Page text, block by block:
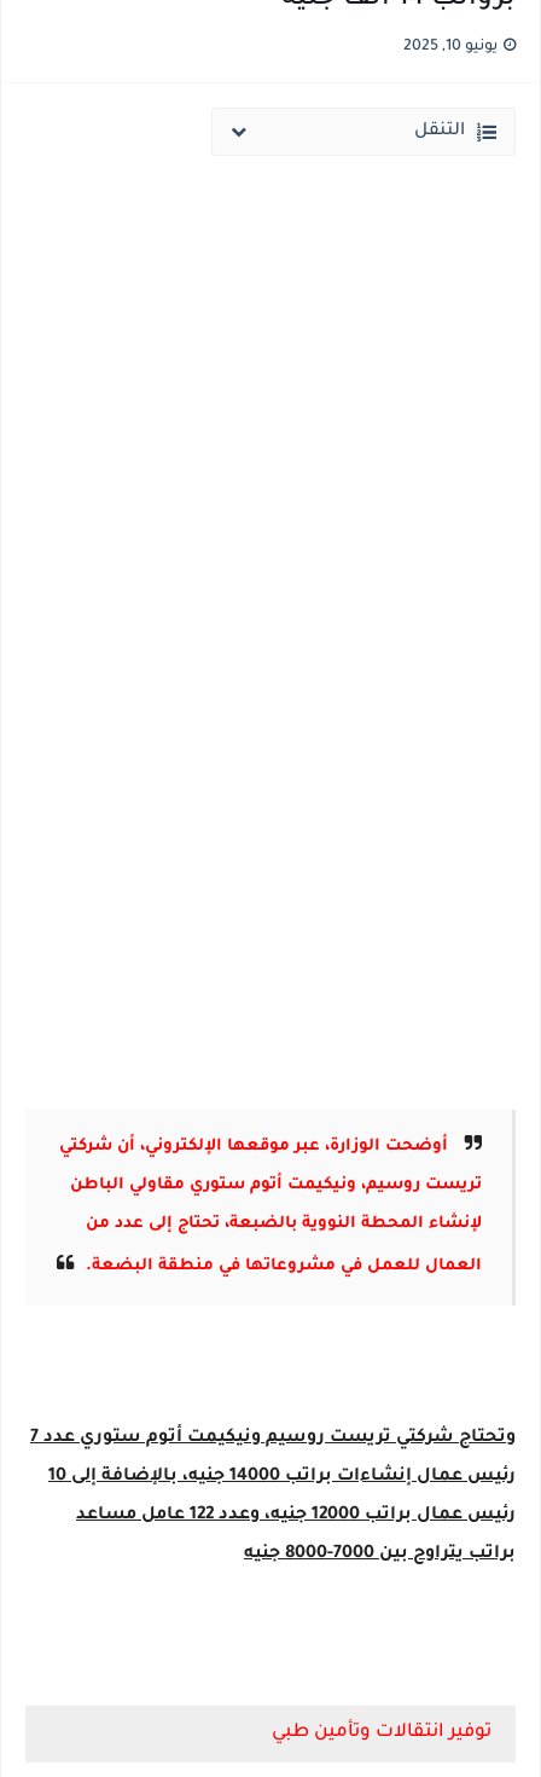
يونيو 10, 2025
التنقل
أوضحت الوزارة، عبر موقعها الإلكتروني، أن شركتي
تريست روسيم، ونيكيمت أتوم ستوري مقاولي الباطن
لإنشاء المحطة النووية بالضبعة، تحتاج إلى عدد من
العمال للعمل في مشروعاتها في منطقة البضعة.
وتحتاج شركتي تريست روسيم ونيكيمت أتوم ستوري عدد 7
رئيس عمال إنشاءات براتب 14000 جنيه، بالإضافة إلى 10
رئيس عمال براتب 12000 جنيه، وعدد 122 عامل مساعد
براتب يتراوح بين 7000-8000 جنيه
توفير انتقالات وتأمين طبي